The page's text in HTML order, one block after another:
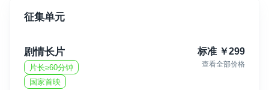
征集单元
剧情长片
片长≥60分钟
国家首映
标准 ￥299
查看全部价格